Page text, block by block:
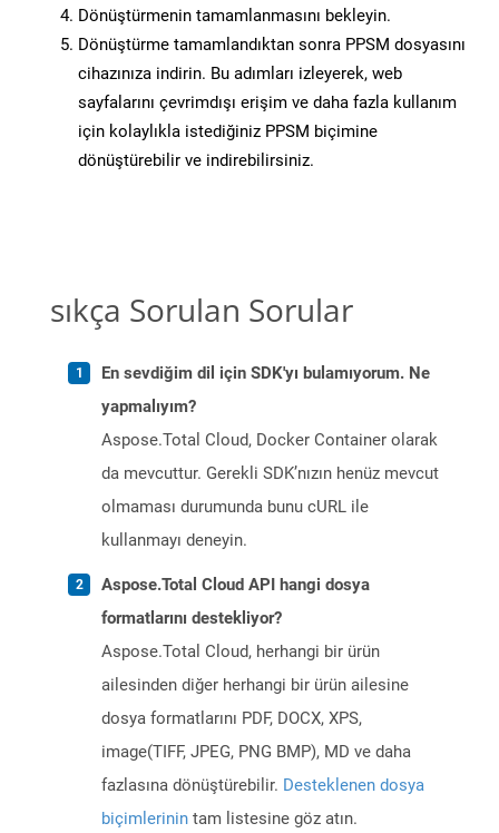
Dönüştürmenin tamamlanmasını bekleyin.
Dönüştürme tamamlandıktan sonra PPSM dosyasını
cihazınıza indirin. Bu adımları izleyerek, web
sayfalarını çevrimdışı erişim ve daha fazla kullanım
için kolaylıkla istediğiniz PPSM biçimine
dönüştürebilir ve indirebilirsiniz.
sıkça Sorulan Sorular
En sevdiğim dil için SDK'yı bulamıyorum. Ne
yapmalıyım?
Aspose.Total Cloud, Docker Container olarak
da mevcuttur. Gerekli SDK’nızın henüz mevcut
olmaması durumunda bunu cURL ile
kullanmayı deneyin.
Aspose.Total Cloud API hangi dosya
formatlarını destekliyor?
Aspose.Total Cloud, herhangi bir ürün
ailesinden diğer herhangi bir ürün ailesine
dosya formatlarını PDF, DOCX, XPS,
image(TIFF, JPEG, PNG BMP), MD ve daha
fazlasına dönüştürebilir. Desteklenen dosya
biçimlerinin tam listesine göz atın.